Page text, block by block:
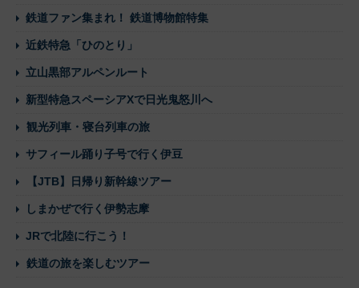
鉄道ファン集まれ！ 鉄道博物館特集
近鉄特急「ひのとり」
立山黒部アルペンルート
新型特急スペーシアXで日光鬼怒川へ
観光列車・寝台列車の旅
サフィール踊り子号で行く伊豆
【JTB】日帰り新幹線ツアー
しまかぜで行く伊勢志摩
JRで北陸に行こう！
鉄道の旅を楽しむツアー